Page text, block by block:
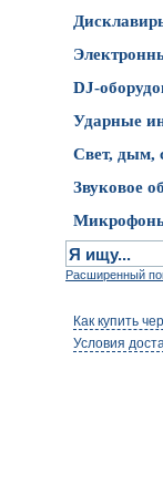
DJ-
Ударные
Свет, дым,
Звуковое
Расширенный
Как купить
Условия